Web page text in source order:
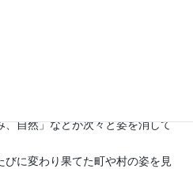
自然」などが次々と姿を消して
に変わり果てた町や村の姿を見